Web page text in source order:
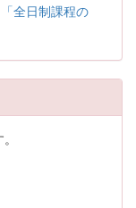
全日制課程の